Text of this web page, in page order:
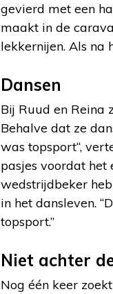
gevierd met een
maakt in de
lekkernijen. Als na
Dansen
Bij Ruud en Reina
Behalve dat ze
was topsport“,
pasjes voordat het
wedstrijdbeker
in het dansleven.
topsport.”
Niet achter
Nog één keer